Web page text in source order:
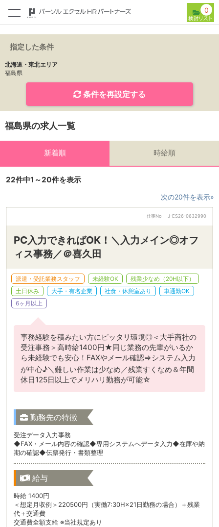
0
指定した条件
北海道・東北エリア
福島県
条件を再設定する
福島県の求人一覧
新着順 時給順
22件中1～20件を表示
次の20件を表示»
仕事No J-ES26-0632990
PC入力できればOK！＼入力メイン◎オフ
ィス事務／＠喜久田
派遣・受託業務スタッフ 未経験OK
残業少なめ（20H以下）
土日休み
大手・有名企業 社食・休憩室あり
車通勤OK
6ヶ月以上
事務経験を積みたい方にピッタリ環境◎＜大手商社の
受注事務＞高時給1400円★同じ業務の先輩がいるか
ら未経験でも安心！FAXやメール確認⇒システム入力
が中心♪＼難しい作業は少なめ／残業すくなめ＆年間
休日125日以上でメリハリ勤務が可能☆
勤務先の特徴
受注データ入力事務
◆FAX・メール内容の確認◆専用システムへデータ入力◆在庫や納
期の確認◆伝票発行・書類整理
給与
時給 1400円
＜想定月収例＞220500円（実働7:30H×21日勤務の場合）＋残業
代＋交通費
交通費全額支給 ※当社規定あり